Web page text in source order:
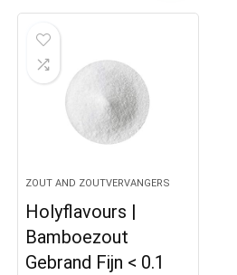
ZOUT AND ZOUTVERVANGERS
Holyflavours |
Bamboezout
Gebrand Fijn < 0.1